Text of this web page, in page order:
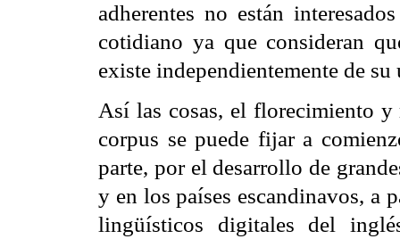
adherentes no están
cotidiano ya que consideran
existe independientemente de su
Así las cosas, el florecimiento y
corpus se puede fijar a
parte, por el desarrollo de
y en los países escandinavos, a
lingüísticos digitales del